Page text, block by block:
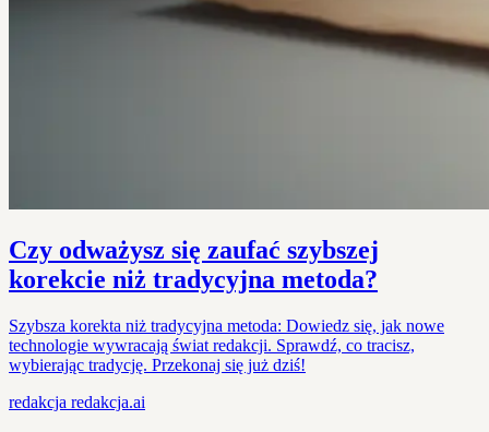
Czy odważysz się zaufać szybszej
korekcie niż tradycyjna metoda?
Szybsza korekta niż tradycyjna metoda: Dowiedz się, jak nowe
technologie wywracają świat redakcji. Sprawdź, co tracisz,
wybierając tradycję. Przekonaj się już dziś!
redakcja redakcja.ai